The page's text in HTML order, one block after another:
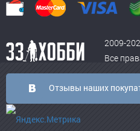
2009-
Все
Отзывы наших